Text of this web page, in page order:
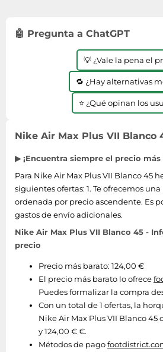
Tiendas de campaña
Zapatillas de tenis
Zapatillas deportivas
Perfumes unisex
Placer y anticoncepción
Productos de higiene corporal
Productos para baño y ducha
Protectores solares
Termómetros clínicos
Tratamientos faciales
Microondas
Monitores y pantallas
Máquinas de afeitar
Ordenadores portátiles
Placas de cocina
Sonido y alta fidelidad
TV, vídeo y DVD
Tablets
Telecomunicaciones
Relojes de pulsera
Tejer y crochet
Zapatillas de atletismo
Zapatillas de baloncesto
Zapatos de invierno
Zapatos mujer
🤖 Pregunta a ChatGPT
💡 ¿Vale la pena el
🔁 ¿Hay alternativas
⭐ ¿Qué opinan los
Nike Air Max Plus VII Blanco
▶ ¡Encuentra siempre el precio más
Para Nike Air Max Plus VII Blanco 45
siguientes ofertas: 1. Te ofrecemos
ordenada por precio ascendente. Es
gastos de envío adicionales.
Nike Air Max Plus VII Blanco 45 -
precio
Precio más barato: 124,00 €
El precio más barato lo ofrece
Puedes formalizar la compra
Con un total de 1 ofertas, la
Nike Air Max Plus VII Blanco 45
y 124,00 € €.
Métodos de pago